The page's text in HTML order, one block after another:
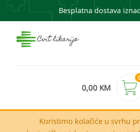
Besplatna dostava
0,00 KM
Koristimo kolačiće u svrhu